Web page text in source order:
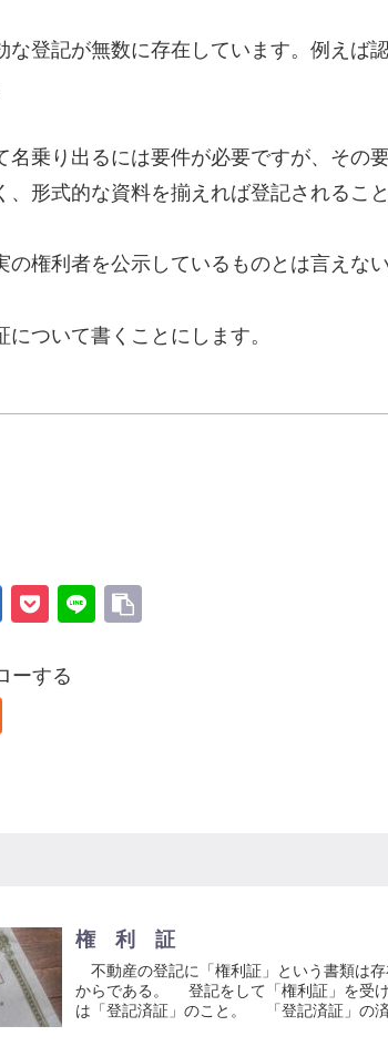
登記が無数に存在しています。例えば
乗り出るには要件が必要ですが、その
、形式的な資料を揃えれば登記されるこ
権利者を公示しているものとは言えない
ついて書くことにします。
ーする
権 利 証
不動産の登記に「権利証」という書類は
からである。 登記をして「権利証」を受
は「登記済証」のこと。 「登記済証」の済